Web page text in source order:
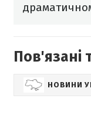
Пов'язані
НОВИНИ